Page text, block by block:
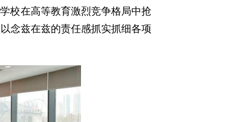
校在高等教育激烈竞争格局中抢
念兹在兹的责任感抓实抓细各项